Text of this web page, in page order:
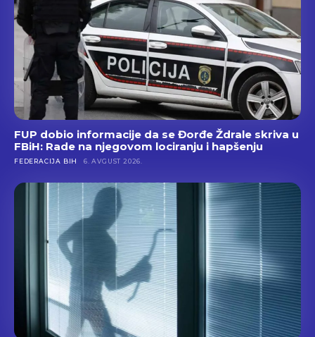
FUP dobio informacije da se Đorđe Ždrale skriva u
FBiH: Rade na njegovom lociranju i hapšenju
FEDERACIJA BIH 6. AVGUST 2026.